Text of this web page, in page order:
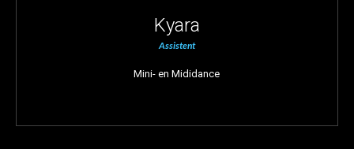
Kyara
Assistent
Mini- en Mididance